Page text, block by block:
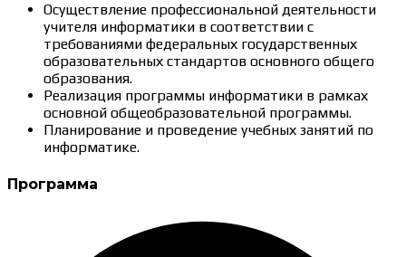
Осуществление профессиональной деятельности
учителя информатики в соответствии с
требованиями федеральных государственных
образовательных стандартов основного общего
образования.
Реализация программы информатики в рамках
основной общеобразовательной программы.
Планирование и проведение учебных занятий по
информатике.
Программа